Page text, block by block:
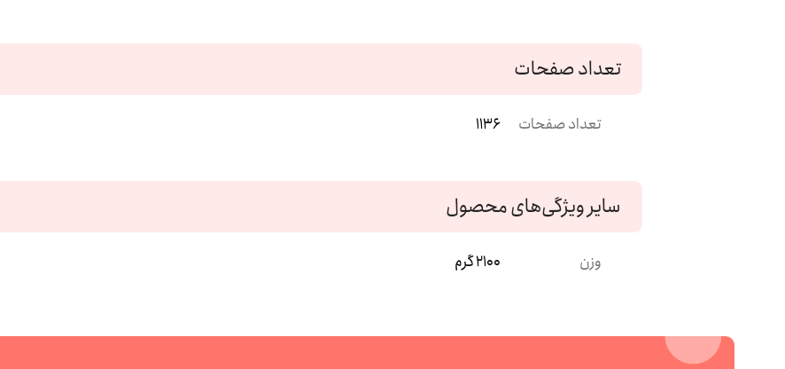
تعداد صفحات
تعداد صفحات 1136
سایر ویژگی‌های محصول
وزن 2100 گرم